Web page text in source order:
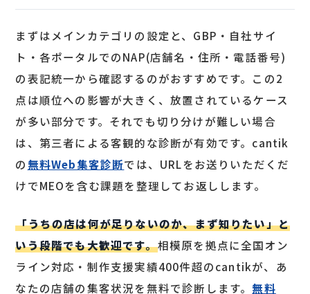
まずはメインカテゴリの設定と、GBP・自社サイ
ト・各ポータルでのNAP(店舗名・住所・電話番号)
の表記統一から確認するのがおすすめです。この2
点は順位への影響が大きく、放置されているケース
が多い部分です。それでも切り分けが難しい場合
は、第三者による客観的な診断が有効です。cantik
の無料Web集客診断では、URLをお送りいただくだ
けでMEOを含む課題を整理してお返しします。
「うちの店は何が足りないのか、まず知りたい」と
いう段階でも大歓迎です。相模原を拠点に全国オン
ライン対応・制作支援実績400件超のcantikが、あ
なたの店舗の集客状況を無料で診断します。無料